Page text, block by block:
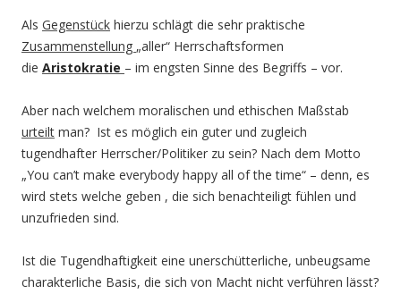
Als Gegenstück hierzu schlägt die sehr praktische
Zusammenstellung „aller“ Herrschaftsformen
die Aristokratie – im engsten Sinne des Begriffs – vor.
Aber nach welchem moralischen und ethischen Maßstab
urteilt man? Ist es möglich ein guter und zugleich
tugendhafter Herrscher/Politiker zu sein? Nach dem Motto
„You can’t make everybody happy all of the time“ – denn, es
wird stets welche geben , die sich benachteiligt fühlen und
unzufrieden sind.
Ist die Tugendhaftigkeit eine unerschütterliche, unbeugsame
charakterliche Basis, die sich von Macht nicht verführen lässt?